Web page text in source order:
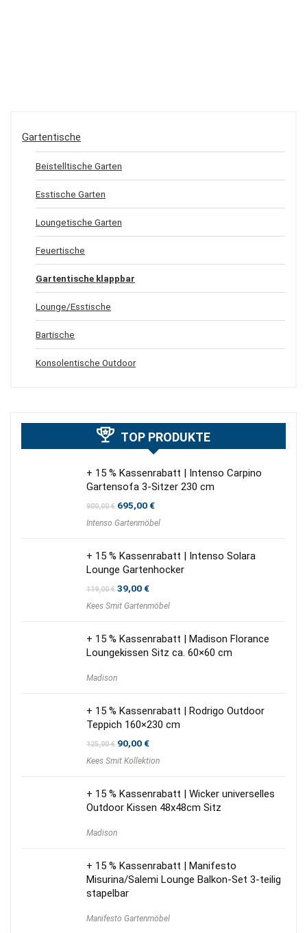
Gartentische
Beistelltische Garten
Esstische Garten
Loungetische Garten
Feuertische
Gartentische klappbar
Lounge/Esstische
Bartische
Konsolentische Outdoor
TOP PRODUKTE
+ 15 % Kassenrabatt | Intenso Carpino
Gartensofa 3-Sitzer 230 cm
900,00€ Ursprünglicher
war:
695,00€Aktueller
ist:
Intenso Gartenmöbel
+ 15 % Kassenrabatt | Intenso Solara
Lounge Gartenhocker
119,00€ Ursprünglicher
war:
39,00€Aktueller
ist:
Kees Smit Gartenmöbel
+ 15 % Kassenrabatt | Madison Florance
Loungekissen Sitz ca. 60×60 cm
Madison
+ 15 % Kassenrabatt | Rodrigo Outdoor
Teppich 160×230 cm
125,00€ Ursprünglicher
war:
90,00€Aktueller
ist:
Kees Smit Kollektion
+ 15 % Kassenrabatt | Wicker universelles
Outdoor Kissen 48x48cm Sitz
Madison
+ 15 % Kassenrabatt | Manifesto
Misurina/Salemi Lounge Balkon-Set 3-teilig
stapelbar
Manifesto Gartenmöbel